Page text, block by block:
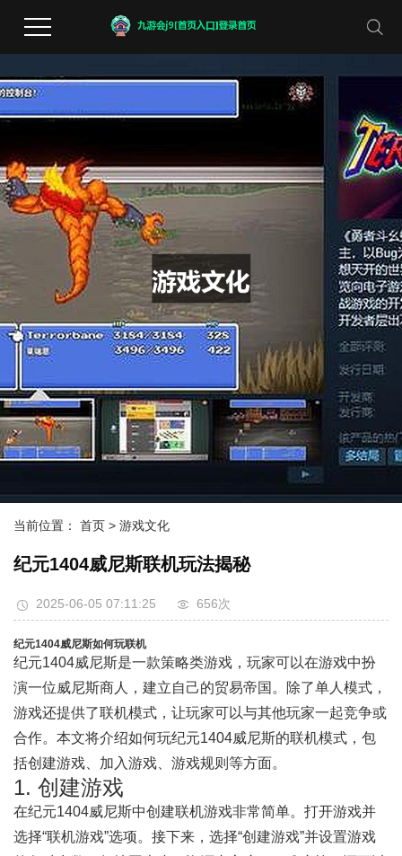
当前位置： 首页 > 游戏文化
纪元1404威尼斯联机玩法揭秘
2025-06-05 07:11:25 656次
纪元1404威尼斯如何玩联机
纪元1404威尼斯是一款策略类游戏，玩家可以在游戏中扮
演一位威尼斯商人，建立自己的贸易帝国。除了单人模式，
游戏还提供了联机模式，让玩家可以与其他玩家一起竞争或
合作。本文将介绍如何玩纪元1404威尼斯的联机模式，包
括创建游戏、加入游戏、游戏规则等方面。
1. 创建游戏
在纪元1404威尼斯中创建联机游戏非常简单。打开游戏并
选择“联机游戏”选项。接下来，选择“创建游戏”并设置游戏